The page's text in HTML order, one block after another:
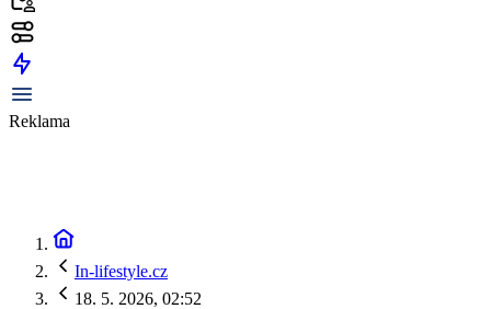
Reklama
In-lifestyle.cz
18. 5. 2026, 02:52